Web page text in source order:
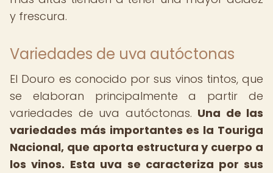
y frescura.
Variedades de uva autóctonas
El Douro es conocido por sus vinos tintos, que
se elaboran principalmente a partir de
variedades de uva autóctonas. Una de las
variedades más importantes es la Touriga
Nacional, que aporta estructura y cuerpo a
los vinos. Esta uva se caracteriza por sus